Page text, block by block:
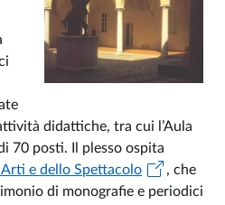
didattiche, tra cui l’Aula
70 posti. Il plesso ospita
e dello Spettacolo
, che
di monografie e periodici